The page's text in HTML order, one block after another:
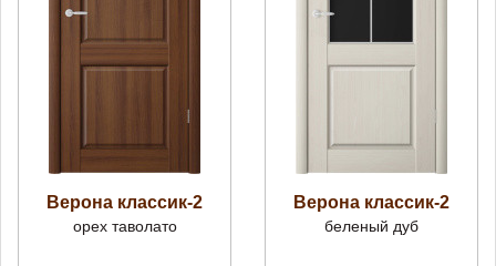
Верона классик-2
орех таволато
Верона классик-2
беленый дуб